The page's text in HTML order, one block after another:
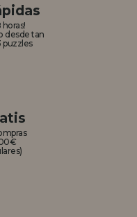
horas!
desde tan
puzzles